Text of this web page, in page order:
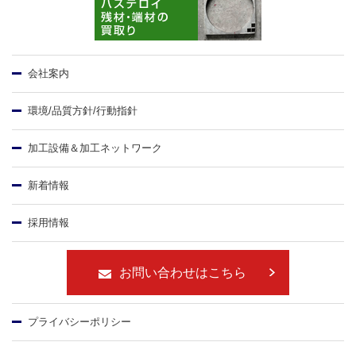
会社案内
環境/品質方針/行動指針
加工設備＆加工ネットワーク
新着情報
採用情報
お問い合わせはこちら
プライバシーポリシー